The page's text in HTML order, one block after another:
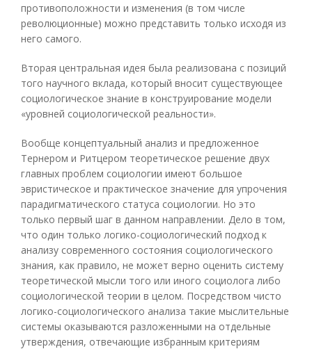
противоположности и изменения (в том числе
революционные) можно представить только исходя из
него самого.
Вторая центральная идея была реализована с позиций
того научного вклада, который вносит существующее
социологическое знание в конструирование модели
«уровней социологической реальности».
Вообще концептуальный анализ и предложенное
Тернером и Ритцером теоретическое решение двух
главных проблем социологии имеют большое
эвристическое и практическое значение для упрочения
парадигматического статуса социологии. Но это
только первый шаг в данном направлении. Дело в том,
что один только логико-социологический подход к
анализу современного состояния социологического
знания, как правило, не может верно оценить систему
теоретической мысли того или иного социолога либо
социологической теории в целом. Посредством чисто
логико-социологического анализа такие мыслительные
системы оказываются разложенными на отдельные
утверждения, отвечающие избранным критериям